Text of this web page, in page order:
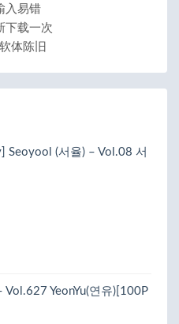
入易错
下载一次
体陈旧
Seoyool (서율) – Vol.08 서
Vol.627 YeonYu(연유)[100P